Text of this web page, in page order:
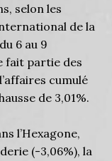
selon les
de la
6 au 9
fait partie des
cumulé
de 3,01%.
l’Hexagone,
(-3,06%), la